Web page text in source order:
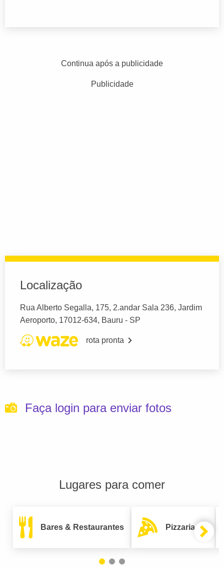
Continua após a publicidade
Publicidade
Localização
Rua Alberto Segalla, 175, 2.andar Sala 236, Jardim
Aeroporto, 17012-634, Bauru - SP
rota pronta
Faça login para enviar fotos
Lugares para comer
Bares & Restaurantes Pizzarias